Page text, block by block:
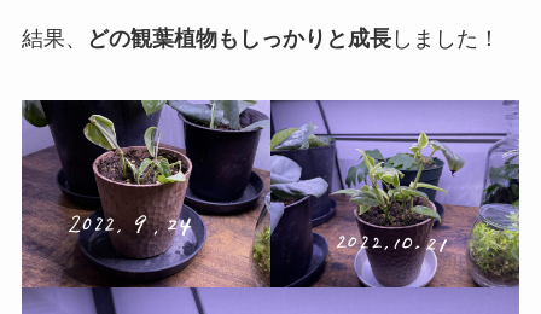
結果、 どの観葉植物もしっかりと成長しました！